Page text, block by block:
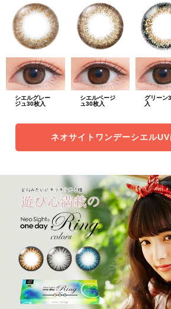
シエルグレー
ジュ30枚入
シエルベージ
ュ30枚入
グリーン
入
ネオサイトワンデーシエル